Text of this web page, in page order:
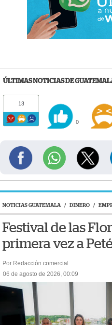
ÚLTIMAS NOTICIAS DE
13
0
NOTICIAS GUATEMALA / DINERO /
Festival de las
primera vez a
Por Redacción comercial
06 de agosto de 2026, 00:09